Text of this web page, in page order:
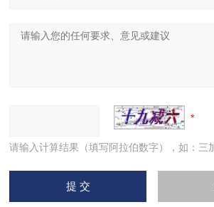
请输入计算结果（填写阿拉伯数字），如：三